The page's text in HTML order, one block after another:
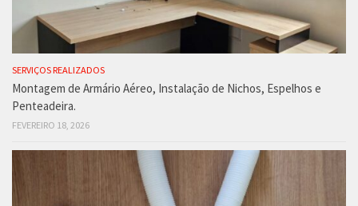
SERVIÇOS REALIZADOS
Montagem de Armário Aéreo, Instalação de Nichos, Espelhos e
Penteadeira.
FEVEREIRO 18, 2026